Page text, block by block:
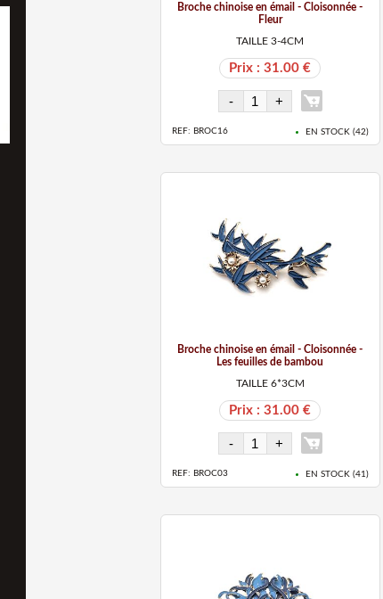
Broche chinoise en émail - Cloisonnée -
Fleur
TAILLE 3-4CM
Prix : 31.00 €
REF: BROC16 EN STOCK (42)
Broche chinoise en émail - Cloisonnée -
Les feuilles de bambou
TAILLE 6*3CM
Prix : 31.00 €
REF: BROC03 EN STOCK (41)